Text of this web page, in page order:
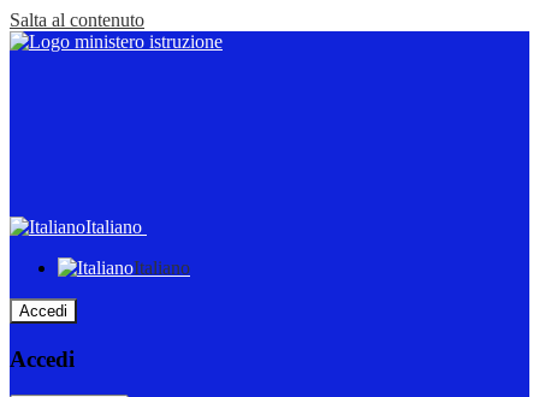
Salta al contenuto
Italiano
Italiano
Accedi
Accedi